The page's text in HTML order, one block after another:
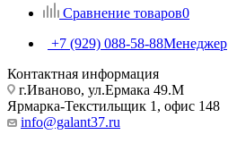
Сравнение товаров0
+7 (929) 088-58-88Менеджер
Контактная информация
г.Иваново, ул.Ермака 49.M
Ярмарка-Текстильщик 1, офис 148
info@galant37.ru